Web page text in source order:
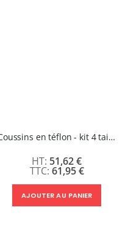
Coussins en téflon - kit 4 tailles
61,95 €
51,62 €
AJOUTER AU PANIER